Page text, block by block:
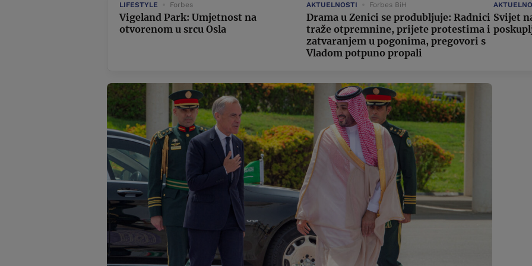
LIFESTYLE Forbes
Vigeland Park: Umjetnost na
otvorenom u srcu Osla
AKTUELNOSTI Forbes BiH
Drama u Zenici se produbljuje: Radnici
traže otpremnine, prijete protestima i
zatvaranjem u pogonima, pregovori s
Vladom potpuno propali
Svijet